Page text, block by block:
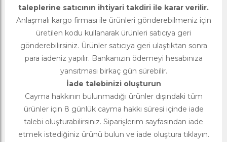
taleplerine satıcının ihtiyari takdiri ile karar verilir.
Anlaşmalı kargo firması ile ürünleri gönderebilmeniz için
üretilen kodu kullanarak ürünleri satıcıya geri
gönderebilirsiniz. Ürünler satıcıya geri ulaştıktan sonra
para iadeniz yapılır. Bankanızın ödemeyi hesabınıza
yansıtması birkaç gün sürebilir.
İade talebinizi oluşturun
Cayma hakkının bulunmadığı ürünler dışındaki tüm
ürünler için 8 günlük cayma hakkı süresi içinde iade
talebi oluşturabilirsiniz. Siparişlerim sayfasından iade
etmek istediğiniz ürünü bulun ve iade oluştura tıklayın.